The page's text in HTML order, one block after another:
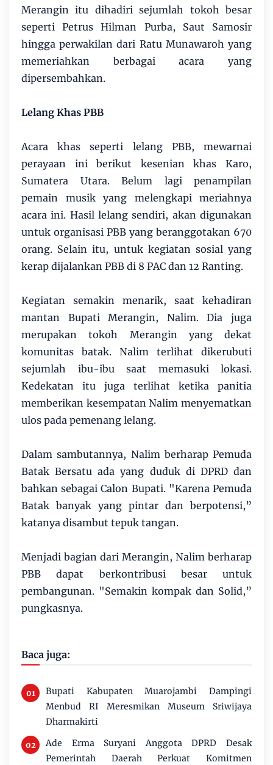
Merangin itu dihadiri sejumlah tokoh besar
seperti Petrus Hilman Purba, Saut Samosir
hingga perwakilan dari Ratu Munawaroh yang
memeriahkan berbagai acara yang
dipersembahkan.
Lelang Khas PBB
Acara khas seperti lelang PBB, mewarnai
perayaan ini berikut kesenian khas Karo,
Sumatera Utara. Belum lagi penampilan
pemain musik yang melengkapi meriahnya
acara ini. Hasil lelang sendiri, akan digunakan
untuk organisasi PBB yang beranggotakan 670
orang. Selain itu, untuk kegiatan sosial yang
kerap dijalankan PBB di 8 PAC dan 12 Ranting.
Kegiatan semakin menarik, saat kehadiran
mantan Bupati Merangin, Nalim. Dia juga
merupakan tokoh Merangin yang dekat
komunitas batak. Nalim terlihat dikerubuti
sejumlah ibu-ibu saat memasuki lokasi.
Kedekatan itu juga terlihat ketika panitia
memberikan kesempatan Nalim menyematkan
ulos pada pemenang lelang.
Dalam sambutannya, Nalim berharap Pemuda
Batak Bersatu ada yang duduk di DPRD dan
bahkan sebagai Calon Bupati. "Karena Pemuda
Batak banyak yang pintar dan berpotensi,”
katanya disambut tepuk tangan.
Menjadi bagian dari Merangin, Nalim berharap
PBB dapat berkontribusi besar untuk
pembangunan. "Semakin kompak dan Solid,”
pungkasnya.
Baca juga:
Bupati Kabupaten Muarojambi Dampingi
Menbud RI Meresmikan Museum Sriwijaya
Dharmakirti
Ade Erma Suryani Anggota DPRD Desak
Pemerintah Daerah Perkuat Komitmen